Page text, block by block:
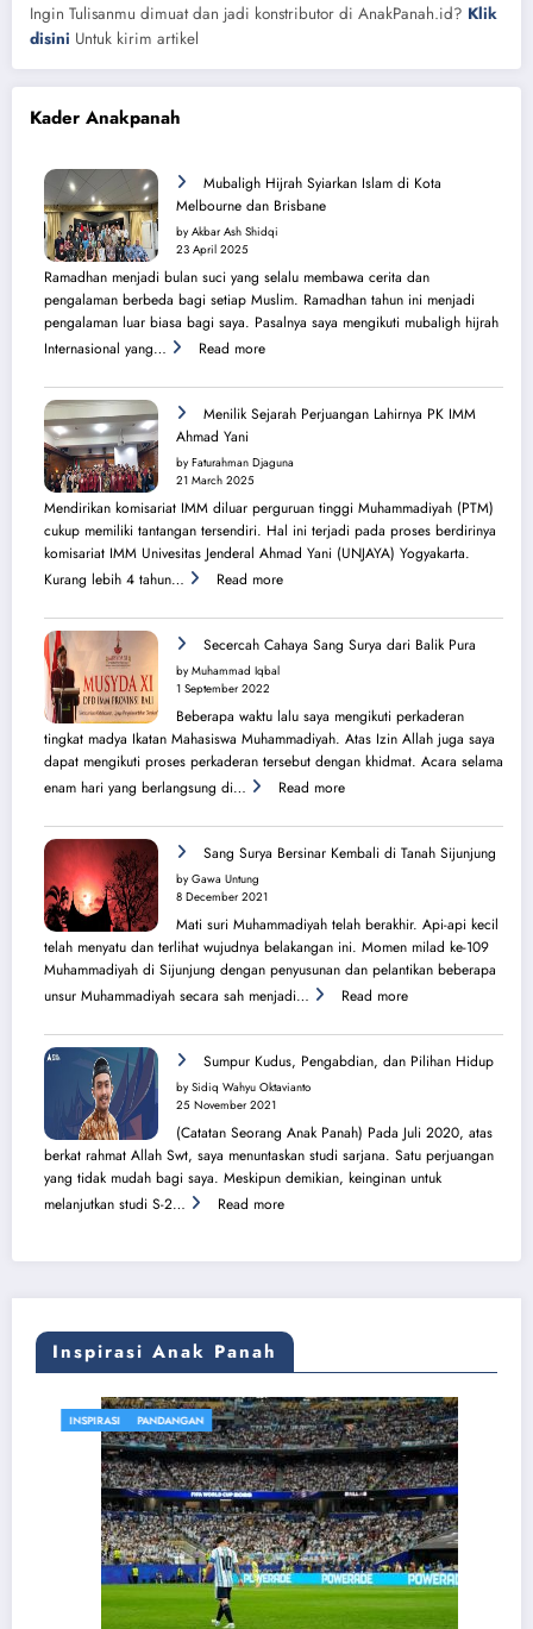
Ingin Tulisanmu dimuat dan jadi konstributor di AnakPanah.id? Klik
disini Untuk kirim artikel
Kader Anakpanah
Mubaligh Hijrah Syiarkan Islam di Kota
Melbourne dan Brisbane
by Akbar Ash Shidqi
23 April 2025
Ramadhan menjadi bulan suci yang selalu membawa cerita dan
pengalaman berbeda bagi setiap Muslim. Ramadhan tahun ini menjadi
pengalaman luar biasa bagi saya. Pasalnya saya mengikuti mubaligh hijrah
Internasional yang…
Read more:
Hijrah
Syiarkan
di
Melbourne
dan
Brisbane
Menilik Sejarah Perjuangan Lahirnya PK IMM
Ahmad Yani
by Faturahman Djaguna
21 March 2025
Mendirikan komisariat IMM diluar perguruan tinggi Muhammadiyah (PTM)
cukup memiliki tantangan tersendiri. Hal ini terjadi pada proses berdirinya
komisariat IMM Univesitas Jenderal Ahmad Yani (UNJAYA) Yogyakarta.
Kurang lebih 4 tahun…
Read more:
Sejarah
Perjuangan
IMM
Ahmad
Yani
Secercah Cahaya Sang Surya dari Balik Pura
by Muhammad Iqbal
1 September 2022
Beberapa waktu lalu saya mengikuti perkaderan
tingkat madya Ikatan Mahasiswa Muhammadiyah. Atas Izin Allah juga saya
dapat mengikuti proses perkaderan tersebut dengan khidmat. Acara selama
enam hari yang berlangsung di…
Read more:
Cahaya
Sang
Balik
Pura
Sang Surya Bersinar Kembali di Tanah Sijunjung
by Gawa Untung
8 December 2021
Mati suri Muhammadiyah telah berakhir. Api-api kecil
telah menyatu dan terlihat wujudnya belakangan ini. Momen milad ke-109
Muhammadiyah di Sijunjung dengan penyusunan dan pelantikan beberapa
unsur Muhammadiyah secara sah menjadi…
Read more:
Surya
Bersinar
Tanah
Sijunjung
Sumpur Kudus, Pengabdian, dan Pilihan Hidup
by Sidiq Wahyu Oktavianto
25 November 2021
(Catatan Seorang Anak Panah) Pada Juli 2020, atas
berkat rahmat Allah Swt, saya menuntaskan studi sarjana. Satu perjuangan
yang tidak mudah bagi saya. Meskipun demikian, keinginan untuk
melanjutkan studi S-2…
Read more:
Pengabdian,
Hidup
Inspirasi Anak Panah
INSPIRASI PANDANGAN